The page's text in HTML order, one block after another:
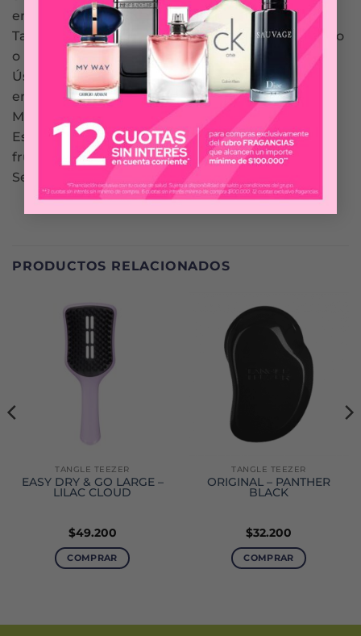
enjuague.
Tamaño práctico, perfecto para llevarlo en tu bolso
o maleta de mano.
Úsalo en cualquier momento, ¡no requiere
enjuague! Fórmula con Cólageno, Aceite de
Macadamia y Pro-Vitamina B5.
Esta colección cuenta con una fragancia única a
frutos rojos.
Serum sin sal. Sin adición de NaCl.
PRODUCTOS RELACIONADOS
TANGLE TEEZER
EASY DRY & GO LARGE –
LILAC CLOUD
$49.200
COMPRAR
TANGLE TEEZER
ORIGINAL – PANTHER
BLACK
$32.200
COMPRAR